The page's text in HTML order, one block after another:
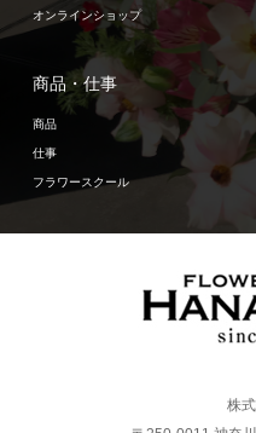
オンラインショップ
商品・仕事
商品
仕事
フラワースクール
株